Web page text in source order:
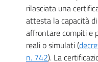
rilasciata una
attesta la capacità
affrontare compiti e
reali o simulati (
n. 742). La